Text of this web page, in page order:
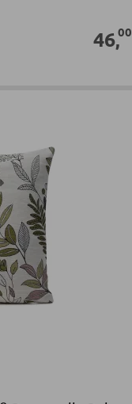
46,00